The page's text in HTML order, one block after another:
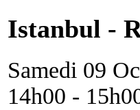
Istanbul -
Samedi 09
14h00 -